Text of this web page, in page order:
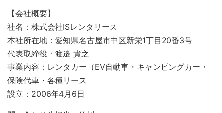
【会社概要】
社名：株式会社ISレンタリース
本社所在地：愛知県名古屋市中区新栄1丁目20番3号
代表取締役：渡邉 貴之
事業内容：レンタカー（EV自動車・キャンピングカー・
保険代車・各種リース
設立：2006年4月6日